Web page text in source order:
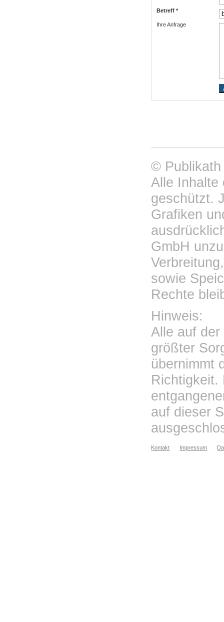
Betreff *
Ihre Anfrage
© Publikath
Alle Inhalte
geschützt.
Grafiken
GmbH
sowie
Rechte
Hinweis:
Alle auf
größter
übernimmt
Richtigkeit.
auf dieser
Kontakt Impressum